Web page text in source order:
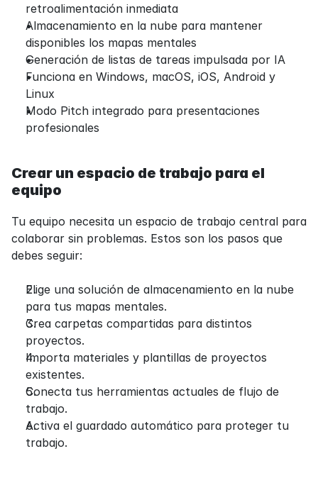
retroalimentación inmediata
Almacenamiento en la nube para mantener
disponibles los mapas mentales
Generación de listas de tareas impulsada por IA
Funciona en Windows, macOS, iOS, Android y
Linux
Modo Pitch integrado para presentaciones
profesionales
Crear un espacio de trabajo para el
equipo
Tu equipo necesita un espacio de trabajo central para
colaborar sin problemas. Estos son los pasos que
debes seguir:
Elige una solución de almacenamiento en la nube
para tus mapas mentales.
Crea carpetas compartidas para distintos
proyectos.
Importa materiales y plantillas de proyectos
existentes.
Conecta tus herramientas actuales de flujo de
trabajo.
Activa el guardado automático para proteger tu
trabajo.